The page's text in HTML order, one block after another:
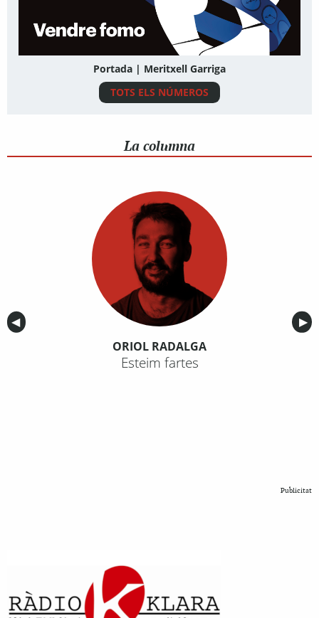
Portada | Meritxell Garriga
TOTS ELS NÚMEROS
La columna
Anterior
◀︎ ▶︎
ORIOL RADALGA
Esteim fartes
Publicitat